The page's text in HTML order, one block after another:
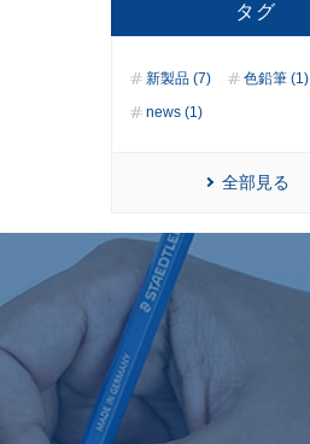
タグ
新製品 (7)
色鉛筆 (1)
news (1)
全部見る